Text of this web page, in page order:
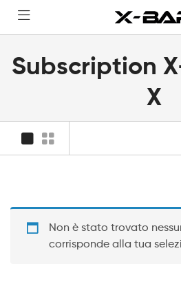
BENVENUTI SU X-BAR.CO
NEGOZIO
DOMANDE FREQUENTI
Subscription
X
Non è stato trovato
corrisponde alla tua